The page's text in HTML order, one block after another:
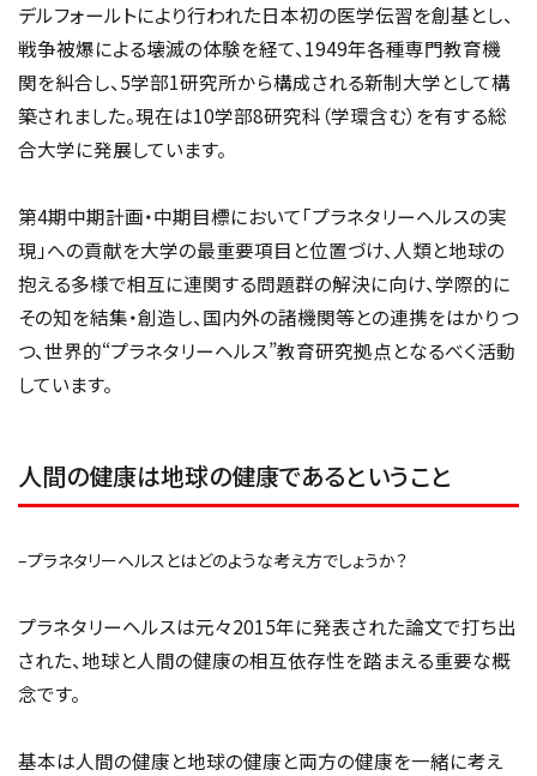
デルフォールトにより行われた日本初の医学伝習を創基とし、
戦争被爆による壊滅の体験を経て、1949年各種専門教育機
関を糾合し、5学部1研究所から構成される新制大学として構
築されました。現在は10学部8研究科（学環含む）を有する総
合大学に発展しています。
第4期中期計画・中期目標において「プラネタリーヘルスの実
現」への貢献を大学の最重要項目と位置づけ、人類と地球の
抱える多様で相互に連関する問題群の解決に向け、学際的に
その知を結集・創造し、国内外の諸機関等との連携をはかりつ
つ、世界的“プラネタリーヘルス”教育研究拠点となるべく活動
しています。
人間の健康は地球の健康であるということ
–プラネタリーヘルスとはどのような考え方でしょうか？
プラネタリーヘルスは元々2015年に発表された論文で打ち出
された、地球と人間の健康の相互依存性を踏まえる重要な概
念です。
基本は人間の健康と地球の健康と両方の健康を一緒に考え